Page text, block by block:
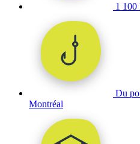
1 100
Du
Montréal